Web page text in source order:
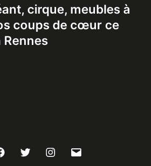
cirque, meubles à
coups de cœur ce
FacebookTwitter Instagram